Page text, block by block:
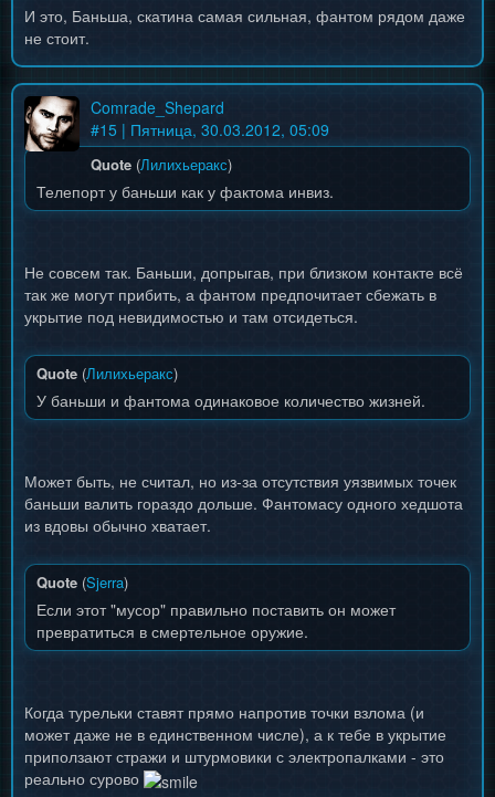
И это, Баньша, скатина самая сильная, фантом рядом даже
не стоит.
Comrade_Shepard
#15 | Пятница, 30.03.2012, 05:09
Quote (Лилихьеракс)
Телепорт у баньши как у фактома инвиз.
Не совсем так. Баньши, допрыгав, при близком контакте всё
так же могут прибить, а фантом предпочитает сбежать в
укрытие под невидимостью и там отсидеться.
Quote (Лилихьеракс)
У баньши и фантома одинаковое количество жизней.
Может быть, не считал, но из-за отсутствия уязвимых точек
баньши валить гораздо дольше. Фантомасу одного хедшота
из вдовы обычно хватает.
Quote (Sjerra)
Если этот "мусор" правильно поставить он может
превратиться в смертельное оружие.
Когда турельки ставят прямо напротив точки взлома (и
может даже не в единственном числе), а к тебе в укрытие
приползают стражи и штурмовики с электропалками - это
реально сурово